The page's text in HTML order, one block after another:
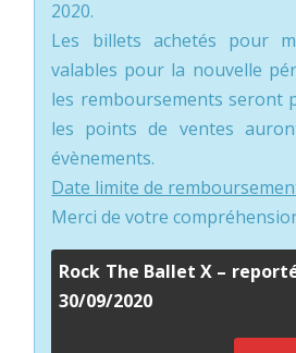
2020.
Les billets achetés pour
valables pour la nouvelle
les remboursements seront
les points de ventes
évènements.
Date limite de
Merci de votre
Rock The Ballet X –
30/09/2020